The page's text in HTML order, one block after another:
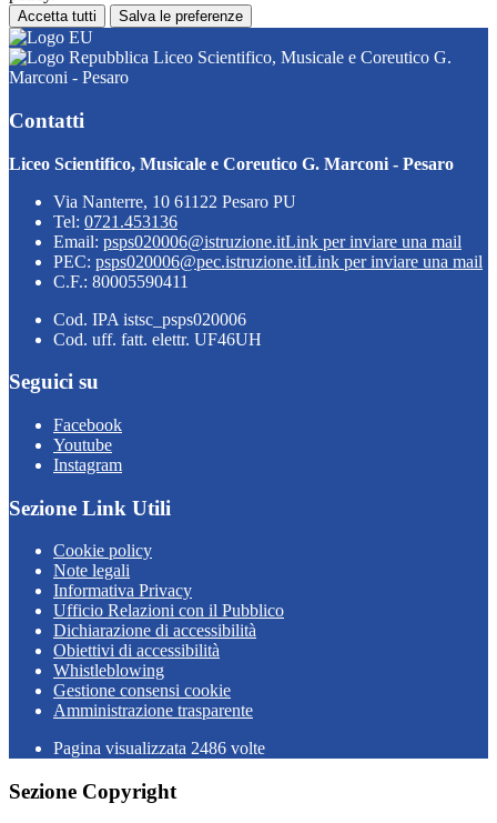
Accetta tutti Salva le preferenze
Liceo Scientifico, Musicale e Coreutico G.
Marconi - Pesaro
Contatti
Liceo Scientifico, Musicale e Coreutico G. Marconi - Pesaro
Via Nanterre, 10 61122 Pesaro PU
Tel: 0721.453136
Email: psps020006@istruzione.itLink per inviare una mail
PEC: psps020006@pec.istruzione.itLink per inviare una mail
C.F.: 80005590411
Cod. IPA istsc_psps020006
Cod. uff. fatt. elettr. UF46UH
Seguici su
Facebook
Youtube
Instagram
Sezione Link Utili
Cookie policy
Note legali
Informativa Privacy
Ufficio Relazioni con il Pubblico
Dichiarazione di accessibilità
Obiettivi di accessibilità
Whistleblowing
Gestione consensi cookie
Amministrazione trasparente
Pagina visualizzata 2486 volte
Sezione Copyright